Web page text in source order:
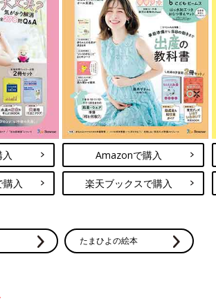
ダイソー・セリア・無印良品で薬収納
「このクオリティはすごい」「すごくラ
ク」アイデア4選
子どもの急な発熱やケガなどのために、お薬は
用意しておくと安心ですよね。でも、いろいろ
な大きさや形があるお薬は散らかってしまいが
ち。家族みんながわかりやすく取り出しやす
い、そんな収納ができるといいですね。今回は
インスタグラムの投稿より、お薬の収納アイデ
アをご紹介します。
ッピンググッズをご紹介しました。かわいい
なのでバレンタインに向けて選ぶのも楽しそ
オンラインストアをチェックして、ぜひお気
てください。
べて税込み、2023年1月時点のものです。
ている投稿、リンク先は、削除される場合
当時の情報であり、現在と異なる場合があり
入
Amazonで購入
楽天ブックスで購入
たまひよの絵本